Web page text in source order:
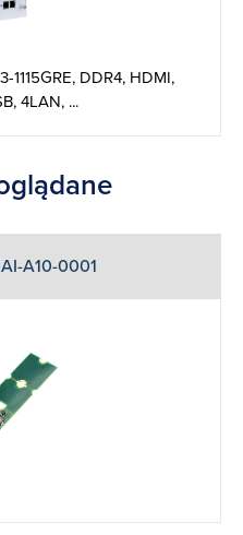
1115GRE, DDR4, HDMI,
4LAN, ...
A10-0001